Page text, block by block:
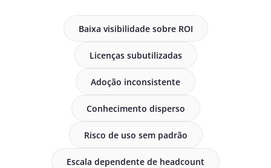
Baixa visibilidade sobre ROI
Licenças subutilizadas
Adoção inconsistente
Conhecimento disperso
Risco de uso sem padrão
Escala dependente de headcount